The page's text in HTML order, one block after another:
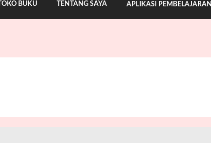
TOKO BUKU TENTANG SAYA APLIKASI PEMBELAJARAN